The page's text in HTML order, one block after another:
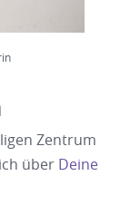
Zentrum
über Deine